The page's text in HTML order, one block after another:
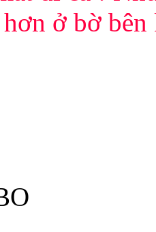
ở bờ bên